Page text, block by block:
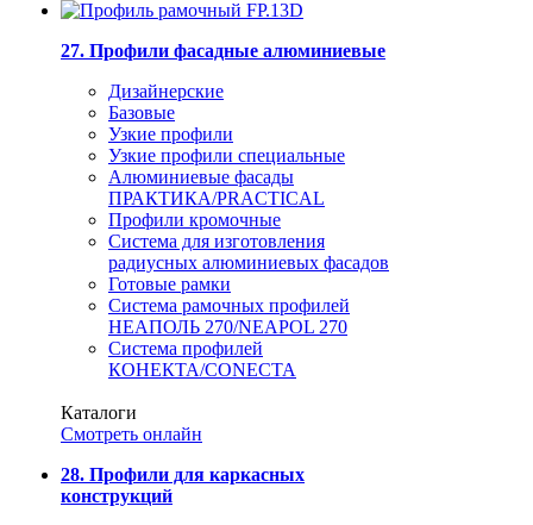
27. Профили фасадные алюминиевые
Дизайнерские
Базовые
Узкие профили
Узкие профили специальные
Алюминиевые фасады
ПРАКТИКА/PRACTICAL
Профили кромочные
Система для изготовления
радиусных алюминиевых фасадов
Готовые рамки
Система рамочных профилей
НЕАПОЛЬ 270/NEAPOL 270
Система профилей
КОНЕКТА/CONECTA
Каталоги
Смотреть онлайн
28. Профили для каркасных
конструкций